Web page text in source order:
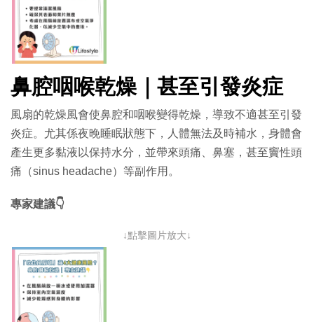
鼻腔咽喉乾燥｜甚至引發炎症
風扇的乾燥風會使鼻腔和咽喉變得乾燥，導致不適甚至引發
炎症。尤其係夜晚睡眠狀態下，人體無法及時補水，身體會
產生更多黏液以保持水分，並帶來頭痛、鼻塞，甚至竇性頭
痛（sinus headache）等副作用。
專家建議👇
↓點擊圖片放大↓